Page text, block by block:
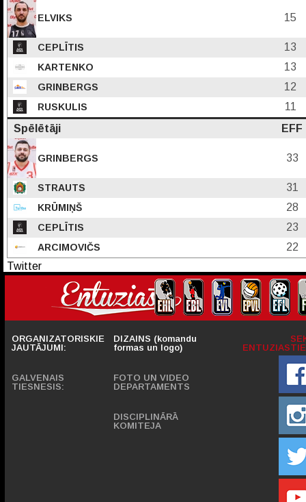
ELVIKS 15
CEPLĪTIS 13
KARTENKO 13
GRINBERGS 12
RUSKULIS
11
Spēlētāji
EFF
GRINBERGS 33
STRAUTS 31
KRŪMIŅŠ 28
CEPLĪTIS 23
ARCIMOVIČS
22
Twitter
ORGANIZATORISKIE
JAUTĀJUMI:
GALVENAIS
TIESNESIS:
DIZAINS (komandu
formas un logo)
FOTO UN VIDEO
DEPARTAMENTS
DISCIPLINĀRĀ
KOMITEJA